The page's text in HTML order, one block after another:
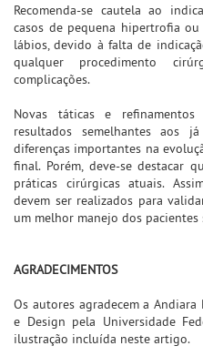
Recomenda-se cautela ao
casos de pequena hipertrofia
lábios, devido à falta de
qualquer procedimento
complicações.
Novas táticas e
resultados semelhantes aos
diferenças importantes na
final. Porém, deve-se destacar
práticas cirúrgicas atuais.
devem ser realizados para
um melhor manejo dos
AGRADECIMENTOS
Os autores agradecem a Andiara
e Design pela Universidade
ilustração incluída neste artigo.